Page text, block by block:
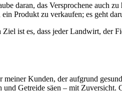
daran, das Versprochene auch
Produkt zu verkaufen; es geht
ist es, dass jeder Landwirt, der
Kunden, der aufgrund
Getreide säen – mit